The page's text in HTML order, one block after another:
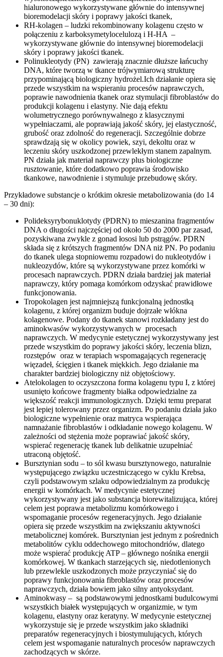
hialuronowego wykorzystywane głównie do intensywnej
bioremodelacji skóry i poprawy jakości tkanek,
RH-kolagen – ludzki rekombinowany kolagenu często w
połączeniu z karboksymetylocelulozą i H-HA –
wykorzystywane głównie do intensywnej bioremodelacji
skóry i poprawy jakości tkanek.
Polinukleotydy (PN) zawierają znacznie dłuższe łańcuchy
DNA, które tworzą w tkance trójwymiarową strukturę
przypominającą biologiczny hydrożel.Ich działanie opiera się
przede wszystkim na wspieraniu procesów naprawczych,
poprawie nawodnienia tkanek oraz stymulacji fibroblastów do
produkcji kolagenu i elastyny. Nie dają efektu
wolumetrycznego porównywalnego z klasycznymi
wypełniaczami, ale poprawiają jakość skóry, jej elastyczność,
grubość oraz zdolność do regeneracji. Szczególnie dobrze
sprawdzają się w okolicy powiek, szyi, dekoltu oraz w
leczeniu skóry uszkodzonej przewlekłym stanem zapalnym.
PN działa jak materiał naprawczy plus biologiczne
rusztowanie, które dodatkowo poprawia środowisko
tkankowe, nawodnienie i stymuluje przebudowę skóry.
Przykładowe substancje o krótkim okresie metabolizowania (do 14
– 30 dni):
Polideksyrybonuklotydy (PDRN) to mieszanina fragmentów
DNA o długości najczęściej od około 50 do 2000 par zasad,
pozyskiwana zwykle z gonad łososi lub pstrągów. PDRN
składa się z krótszych fragmentów DNA niż PN. Po podaniu
do tkanek ulega stopniowemu rozpadowi do nukleotydów i
nukleozydów, które są wykorzystywane przez komórki w
procesach naprawczych. PDRN działa bardziej jak materiał
naprawczy, który pomaga komórkom odzyskać prawidłowe
funkcjonowania.
Tropokolagen jest najmniejszą funkcjonalną jednostką
kolagenu, z której organizm buduje dojrzałe włókna
kolagenowe. Podany do tkanek stanowi rozkładany jest do
aminokwasów wykorzystywanych w procesach
naprawczych. W medycynie estetycznej wykorzystywany jest
przede wszystkim do poprawy jakości skóry, leczenia blizn,
rozstępów oraz w terapiach wspomagających regenerację
więzadeł, ścięgien i tkanek miękkich. Jego działanie ma
charakter bardziej biologiczny niż objętościowy.
Atelokolagen to oczyszczona forma kolagenu typu I, z której
usunięto końcowe fragmenty białka odpowiedzialne za
większość reakcji immunologicznych. Dzięki temu preparat
jest lepiej tolerowany przez organizm. Po podaniu działa jako
biologiczne wypełnienie oraz matryca wspierająca
namnażanie fibroblastów i odkładanie nowego kolagenu. W
zależności od stężenia może poprawiać jakość skóry,
wspierać regenerację tkanek lub delikatnie uzupełniać
utraconą objętość.
Bursztynian sodu – to sól kwasu bursztynowego, naturalnie
występującego związku uczestniczącego w cyklu Krebsa,
czyli podstawowym szlaku odpowiedzialnym za produkcję
energii w komórkach. W medycynie estetycznej
wykorzystywany jest jako substancja biorewitalizująca, której
celem jest poprawa metabolizmu komórkowego i
wspomaganie procesów regeneracyjnych. Jego działanie
opiera się przede wszystkim na zwiększaniu aktywności
metabolicznej komórek. Bursztynian jest jednym z pośrednich
metabolitów cyklu oddechowego mitochondriów, dlatego
może wspierać produkcję ATP – głównego nośnika energii
komórkowej. W tkankach starzejących się, niedotlenionych
lub przewlekle uszkodzonych może przyczyniać się do
poprawy funkcjonowania fibroblastów oraz procesów
naprawczych, działa bowiem jako silny antyoksydant.
Aminokwasy – są podstawowymi jednostkami budulcowymi
wszystkich białek występujących w organizmie, w tym
kolagenu, elastyny oraz keratyny. W medycynie estetycznej
wykorzystuje się je przede wszystkim jako składniki
preparatów regeneracyjnych i biostymulujących, których
celem jest wspomaganie naturalnych procesów naprawczych
zachodzących w skórze.